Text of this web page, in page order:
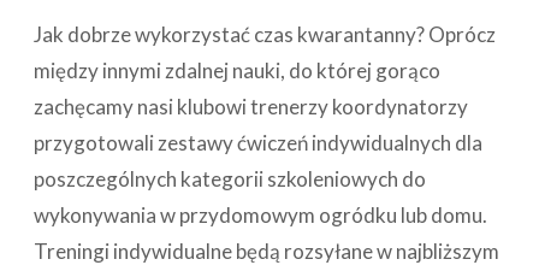
Jak dobrze wykorzystać czas kwarantanny? Oprócz
między innymi zdalnej nauki, do której gorąco
zachęcamy nasi klubowi trenerzy koordynatorzy
przygotowali zestawy ćwiczeń indywidualnych dla
poszczególnych kategorii szkoleniowych do
wykonywania w przydomowym ogródku lub domu.
Treningi indywidualne będą rozsyłane w najbliższym